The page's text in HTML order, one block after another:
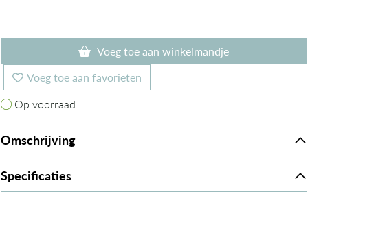
Voeg toe aan winkelmandje
Voeg toe aan favorieten
Op voorraad
Op voorraad
Omschrijving
Specificaties